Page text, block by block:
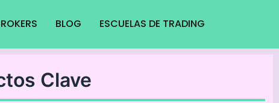
BLOG ESCUELAS DE TRADING
Clave